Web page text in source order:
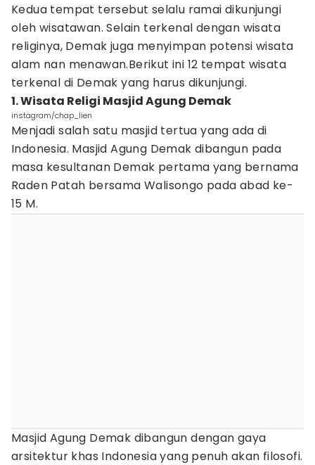
Kedua tempat tersebut selalu ramai dikunjungi
oleh wisatawan. Selain terkenal dengan wisata
religinya, Demak juga menyimpan potensi wisata
alam nan menawan.Berikut ini 12 tempat wisata
terkenal di Demak yang harus dikunjungi.
1. Wisata Religi Masjid Agung Demak
instagram/chap_lien
Menjadi salah satu masjid tertua yang ada di
Indonesia. Masjid Agung Demak dibangun pada
masa kesultanan Demak pertama yang bernama
Raden Patah bersama Walisongo pada abad ke-
15 M.
Masjid Agung Demak dibangun dengan gaya
arsitektur khas Indonesia yang penuh akan filosofi.